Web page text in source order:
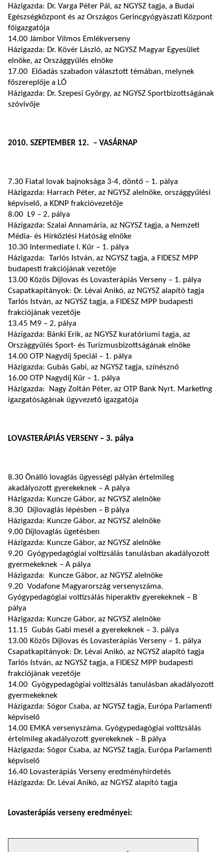
Házigazda: Dr. Varga Péter Pál, az NGYSZ tagja, a Budai
Egészségközpont és az Országos Gerincgyógyászati Központ
főigazgatója
14.00 Jámbor Vilmos Emlékverseny
Házigazda: Dr. Kövér László, az NGYSZ Magyar Egyesület
elnöke, az Országgyűlés elnöke
17.00 Előadás szabadon választott témában, melynek
főszereplője a LÓ
Házigazda: Dr. Szepesi György, az NGYSZ Sportbizottságának
szóvivője
2010. SZEPTEMBER 12. – VASÁRNAP
7.30 Fiatal lovak bajnoksága 3-4, döntő – 1. pálya
Házigazda: Harrach Péter, az NGYSZ alelnöke, országgyűlési
képviselő, a KDNP frakcióvezetője
8.00 L9 – 2. pálya
Házigazda: Szalai Annamária, az NGYSZ tagja, a Nemzeti
Média- és Hírközlési Hatóság elnöke
10.30 Intermediate I. Kűr – 1. pálya
Házigazda: Tarlós István, az NGYSZ tagja, a FIDESZ MPP
budapesti frakciójának vezetője
13.00 Közös Díjlovas és Lovasterápiás Verseny – 1. pálya
Csapatkapitányok: Dr. Lévai Anikó, az NGYSZ alapító tagja
Tarlós István, az NGYSZ tagja, a FIDESZ MPP budapesti
frakciójának vezetője
13.45 M9 – 2. pálya
Házigazda: Bánki Erik, az NGYSZ kuratóriumi tagja, az
Országgyűlés Sport- és Turizmusbizottságának elnöke
14.00 OTP Nagydíj Speciál – 1. pálya
Házigazda: Gubás Gabi, az NGYSZ tagja, színésznő
16.00 OTP Nagydíj Kűr – 1. pálya
Házigazda: Nagy Zoltán Péter, az OTP Bank Nyrt. Marketing
igazgatóságának ügyvezető igazgatója
LOVASTERÁPIÁS VERSENY – 3. pálya
8.30 Önálló lovaglás ügyességi pályán értelmileg
akadályozott gyerekeknek – A pálya
Házigazda: Kuncze Gábor, az NGYSZ alelnöke
8.30 Díjlovaglás lépésben – B pálya
Házigazda: Kuncze Gábor, az NGYSZ alelnöke
9.00 Díjlovaglás ügetésben
Házigazda: Kuncze Gábor, az NGYSZ alelnöke
9.20 Gyógypedagógiai voltizsálás tanulásban akadályozott
gyermekeknek – A pálya
Házigazda: Kuncze Gábor, az NGYSZ alelnöke
9.20 Vodafone Magyarország versenyszáma.
Gyógypedagógiai voltizsálás hiperaktív gyerekeknek – B
pálya
Házigazda: Kuncze Gábor, az NGYSZ alelnöke
11.15 Gubás Gabi mesél a gyerekeknek – 3. pálya
13.00 Közös Díjlovas és Lovasterápiás Verseny – 1. pálya
Csapatkapitányok: Dr. Lévai Anikó, az NGYSZ alapító tagja
Tarlós István, az NGYSZ tagja, a FIDESZ MPP budapesti
frakciójának vezetője
14.00 Gyógypedagógiai voltizsálás tanulásban akadályozott
gyermekeknek
Házigazda: Sógor Csaba, az NGYSZ tagja, Európa Parlamenti
képviselő
14.00 EMKA versenyszáma. Gyógypedagógiai voltizsálás
értelmileg akadályozott gyerekeknek – B pálya
Házigazda: Sógor Csaba, az NGYSZ tagja, Európa Parlamenti
képviselő
16.40 Lovasterápiás Verseny eredményhirdetés
Házigazda: Dr. Lévai Anikó, az NGYSZ alapító tagja
Lovasterápiás verseny eredményei: